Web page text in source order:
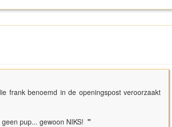
frank benoemd in de openingspost veroorzaakt
pup... gewoon NIKS! "